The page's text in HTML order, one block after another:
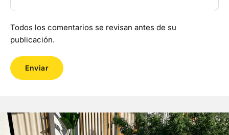
Todos los comentarios se revisan antes de su
publicación.
Enviar